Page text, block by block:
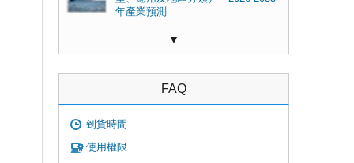
年產業預測
▼
FAQ
到貨時間
使用權限